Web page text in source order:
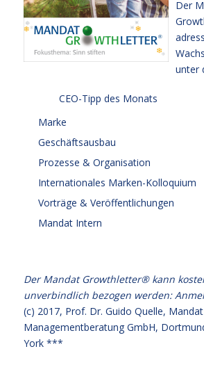
Der
unter
CEO-Tipp des Monats
Marke
Geschäftsausbau
Prozesse & Organisation
Internationales Marken-Kolloquium
Vorträge & Veröffentlichungen
Mandat Intern
Der Mandat Growthletter® kann
unverbindlich bezogen werden:
(c) 2017, Prof. Dr. Guido Quelle, Mandat
Managementberatung GmbH,
York ***